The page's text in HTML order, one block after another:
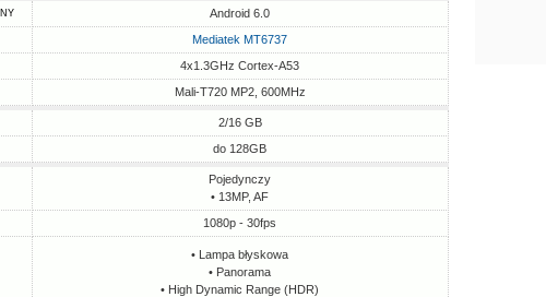
Android 6.0
Mediatek MT6737
4x1.3GHz Cortex-A53
Mali-T720 MP2, 600MHz
2/16 GB
do 128GB
Pojedynczy
• 13MP, AF
1080p - 30fps
• Lampa błyskowa
• Panorama
• High Dynamic Range (HDR)